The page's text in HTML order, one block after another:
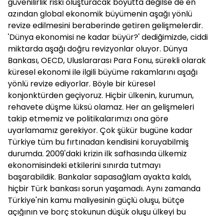
azından global ekonomik büyümenin aşağı yönlü
revize edilmesini beraberinde getiren gelişmelerdir.
'Dünya ekonomisi ne kadar büyür?' dediğimizde, ciddi
miktarda aşağı doğru revizyonlar oluyor. Dünya
Bankası, OECD, Uluslararası Para Fonu, sürekli olarak
küresel ekonomi ile ilgili büyüme rakamlarını aşağı
yönlü revize ediyorlar. Böyle bir küresel
konjonktürden geçiyoruz. Hiçbir ülkenin, kurumun,
rehavete düşme lüksü olamaz. Her an gelişmeleri
takip etmemiz ve politikalarımızı ona göre
uyarlamamız gerekiyor. Çok şükür bugüne kadar
Türkiye tüm bu fırtınadan kendisini koruyabilmiş
durumda. 2009'daki krizin ilk safhasında ülkemiz
ekonomisindeki etkilerini sınırda tutmayı
başarabildik. Bankalar sapasağlam ayakta kaldı,
hiçbir Türk bankası sorun yaşamadı. Aynı zamanda
Türkiye'nin kamu maliyesinin güçlü oluşu, bütçe
açığının ve borç stokunun düşük oluşu ülkeyi bu